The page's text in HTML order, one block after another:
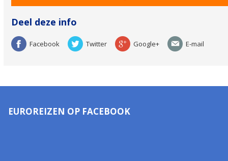
Deel deze info
Facebook Twitter Google+ E-mail
EUROREIZEN OP FACEBOOK